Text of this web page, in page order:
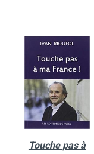
Touche pas à